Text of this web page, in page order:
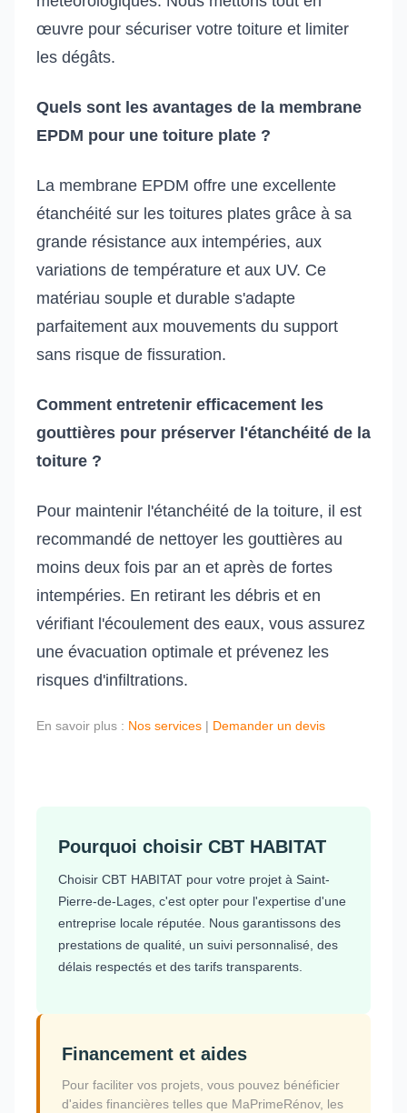
œuvre pour sécuriser votre toiture et limiter
les dégâts.
Quels sont les avantages de la membrane
EPDM pour une toiture plate ?
La membrane EPDM offre une excellente
étanchéité sur les toitures plates grâce à sa
grande résistance aux intempéries, aux
variations de température et aux UV. Ce
matériau souple et durable s'adapte
parfaitement aux mouvements du support
sans risque de fissuration.
Comment entretenir efficacement les
gouttières pour préserver l'étanchéité de la
toiture ?
Pour maintenir l'étanchéité de la toiture, il est
recommandé de nettoyer les gouttières au
moins deux fois par an et après de fortes
intempéries. En retirant les débris et en
vérifiant l'écoulement des eaux, vous assurez
une évacuation optimale et prévenez les
risques d'infiltrations.
En savoir plus : Nos services | Demander un devis
Pourquoi choisir CBT HABITAT
Choisir CBT HABITAT pour votre projet à Saint-
Pierre-de-Lages, c'est opter pour l'expertise d'une
entreprise locale réputée. Nous garantissons des
prestations de qualité, un suivi personnalisé, des
délais respectés et des tarifs transparents.
Financement et aides
Pour faciliter vos projets, vous pouvez bénéficier
d'aides financières telles que MaPrimeRénov, les